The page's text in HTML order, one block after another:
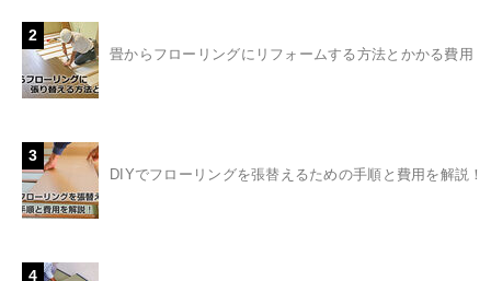
2
畳からフローリングにリフォームする方法とかかる費用
3
DIYでフローリングを張替えるための手順と費用を解説！
4